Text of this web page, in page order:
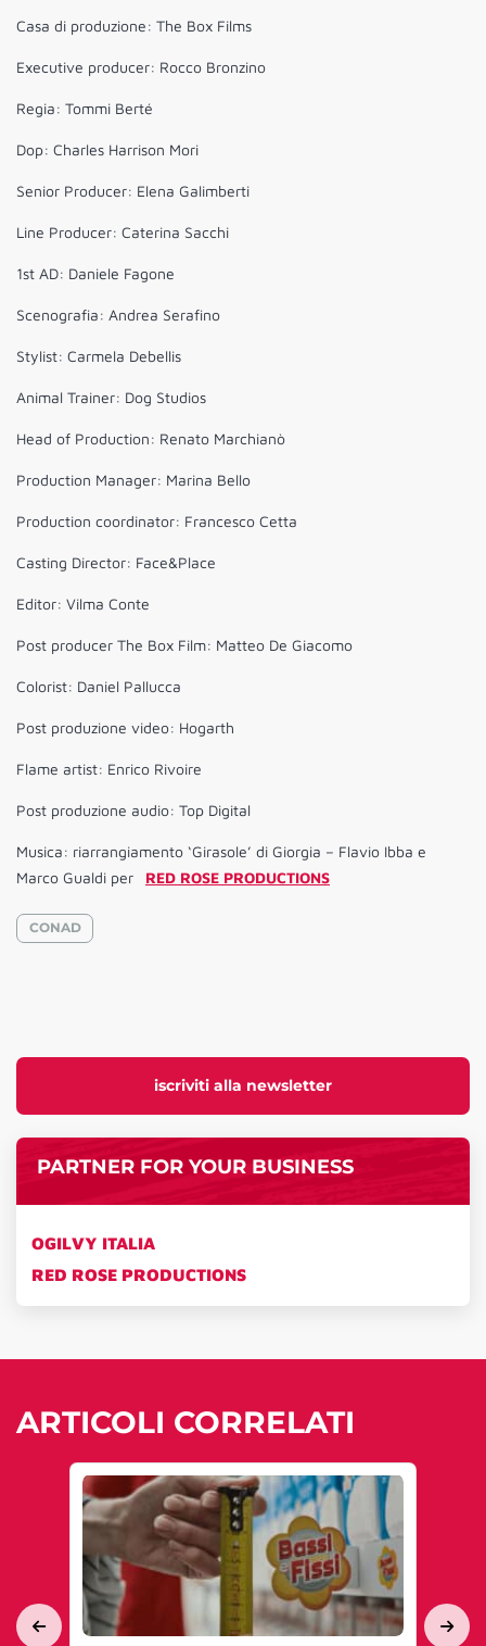
iscriviti alla newsletter
PARTNER FOR YOUR BUSINESS
OGILVY ITALIA
RED ROSE PRODUCTIONS
Casa di produzione: The Box Films
Executive producer: Rocco Bronzino
Regia: Tommi Berté
Dop: Charles Harrison Mori
Senior Producer: Elena Galimberti
Line Producer: Caterina Sacchi
1st AD: Daniele Fagone
Scenografia: Andrea Serafino
Stylist: Carmela Debellis
Animal Trainer: Dog Studios
Head of Production: Renato Marchianò
Production Manager: Marina Bello
Production coordinator: Francesco Cetta
Casting Director: Face&Place
Editor: Vilma Conte
Post producer The Box Film: Matteo De Giacomo
Colorist: Daniel Pallucca
Post produzione video: Hogarth
Flame artist: Enrico Rivoire
Post produzione audio: Top Digital
Musica: riarrangiamento ‘Girasole’ di Giorgia – Flavio Ibba e
Marco Gualdi per
RED ROSE PRODUCTIONS
CONAD
ARTICOLI CORRELATI